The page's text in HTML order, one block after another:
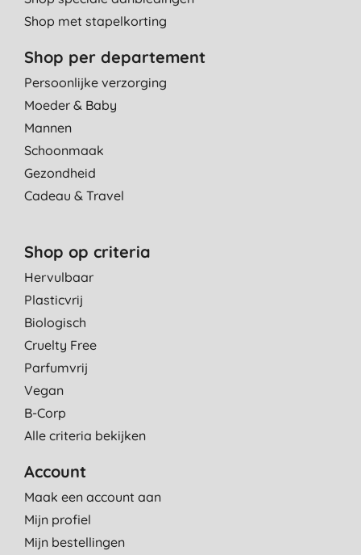
Shop met stapelkorting
Shop per departement
Persoonlijke verzorging
Moeder & Baby
Mannen
Schoonmaak
Gezondheid
Cadeau & Travel
Shop op criteria
Hervulbaar
Plasticvrij
Biologisch
Cruelty Free
Parfumvrij
Vegan
B-Corp
Alle criteria bekijken
Account
Maak een account aan
Mijn profiel
Mijn bestellingen